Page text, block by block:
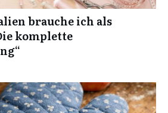
brauche ich als
komplette